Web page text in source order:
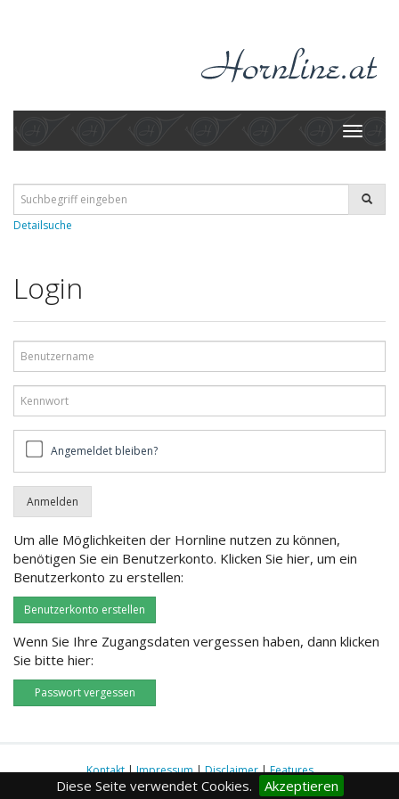
Diese Seite verwendet Cookies. Akzeptieren
Toggle
Detailsuche
Login
bleiben?Angemeldet bleiben?
Um alle Möglichkeiten der Hornline nutzen zu können,
benötigen Sie ein Benutzerkonto. Klicken Sie hier, um ein
Benutzerkonto zu erstellen:
Benutzerkonto erstellen
Wenn Sie Ihre Zugangsdaten vergessen haben, dann klicken
Sie bitte hier:
Passwort vergessen
Kontakt|Impressum|Disclaimer|Features